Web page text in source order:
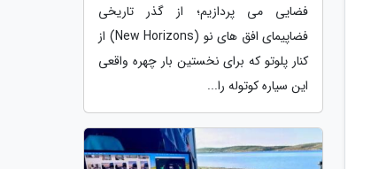
فضایی می پردازیم؛ از گذر تاریخی
فضاپیمای افق های نو (New Horizons) از
کنار پلوتو که برای نخستین بار چهره واقعی
این سیاره کوتوله را...